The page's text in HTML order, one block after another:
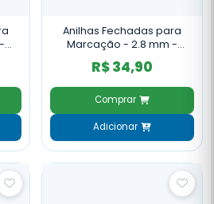
-
Anilhas Fechadas para
Marcação - 2.8 mm -
Azulão - Canário da Terra -
10 un. - Violeta
R$ 34,90
Comprar
Adicionar